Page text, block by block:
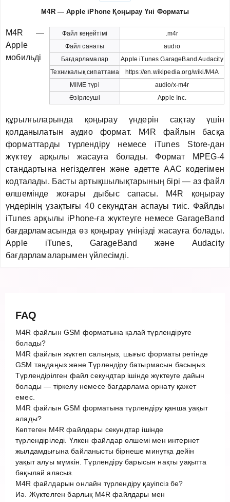
M4R — Apple iPhone Қоңырау Үні Форматы
Файл кеңейтімі
.m4r
Файл санаты
audio
Бағдарламалар
Apple iTunes GarageBand Audacity
Техникалық сипаттама
https://en.wikipedia.org/wiki/M4A
MIME түрі
audio/x-m4r
Әзірлеуші
Apple Inc.
M4R —
Apple
мобильді
құрылғыларында қоңырау үндерін сақтау үшін
қолданылатын аудио формат. M4R файлын басқа
форматтарды түрлендіру немесе iTunes Store-дан
жүктеу арқылы жасауға болады. Формат MPEG-4
стандартына негізделген және әдетте AAC кодегімен
кодталады. Басты артықшылықтарының бірі — аз файл
өлшемінде жоғары дыбыс сапасы. M4R қоңырау
үндерінің ұзақтығы 40 секундтан аспауы тиіс. Файлды
iTunes арқылы iPhone-ға жүктеуге немесе GarageBand
бағдарламасында өз қоңырау үніңізді жасауға болады.
Apple iTunes, GarageBand және Audacity
бағдарламаларымен үйлесімді.
FAQ
M4R файлын GSM форматына қалай түрлендіруге
болады?
M4R файлын жүктеп салыңыз, шығыс форматы ретінде
GSM таңдаңыз және Түрлендіру батырмасын басыңыз.
Түрлендірілген файл секундтар ішінде жүктеуге дайын
болады — тіркелу немесе бағдарлама орнату қажет
емес.
M4R файлын GSM форматына түрлендіру қанша уақыт
алады?
Көптеген M4R файлдары секундтар ішінде
түрлендіріледі. Үлкен файлдар өлшемі мен интернет
жылдамдығына байланысты бірнеше минутқа дейін
уақыт алуы мүмкін. Түрлендіру барысын нақты уақытта
бақылай аласыз.
M4R файлдарын онлайн түрлендіру қауіпсіз бе?
Иә. Жүктелген барлық M4R файлдары мен